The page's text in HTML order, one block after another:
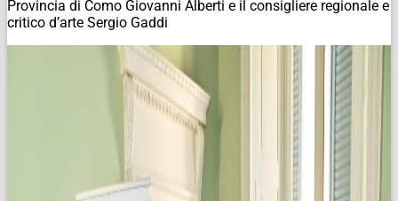
Provincia di Como Giovanni Alberti e il consigliere regionale e
critico d’arte Sergio Gaddi